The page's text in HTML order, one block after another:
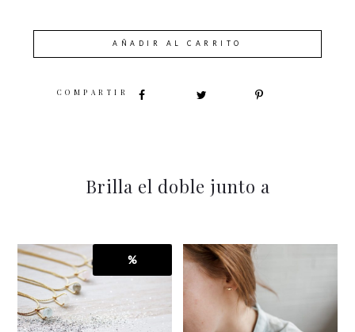
AÑADIR AL CARRITO
SHARE
Brilla el doble junto a
%